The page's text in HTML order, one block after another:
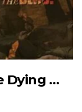
Dying …